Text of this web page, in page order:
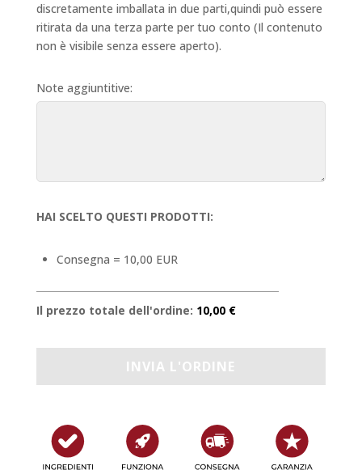
discretamente imballata in due parti,quindi può essere
ritirata da una terza parte per tuo conto (Il contenuto
non è visibile senza essere aperto).
Note aggiuntitive:
HAI SCELTO QUESTI PRODOTTI:
Consegna = 10,00 EUR
Il prezzo totale dell'ordine: 10,00 €